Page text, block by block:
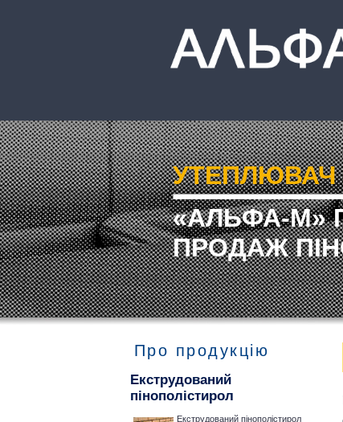
УТЕПЛЮВАЧ
«АЛЬФА-М»
ПРОДАЖ
Про продукцію
Екструдований
пінополістирол
Екструдований пінополістирол